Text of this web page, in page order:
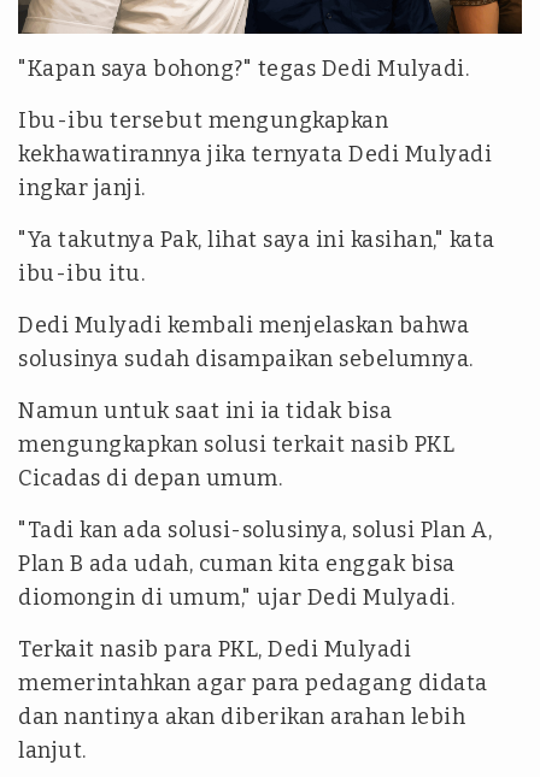
"Kapan saya bohong?" tegas Dedi Mulyadi.
Ibu-ibu tersebut mengungkapkan
kekhawatirannya jika ternyata Dedi Mulyadi
ingkar janji.
"Ya takutnya Pak, lihat saya ini kasihan," kata
ibu-ibu itu.
Dedi Mulyadi kembali menjelaskan bahwa
solusinya sudah disampaikan sebelumnya.
Namun untuk saat ini ia tidak bisa
mengungkapkan solusi terkait nasib PKL
Cicadas di depan umum.
"Tadi kan ada solusi-solusinya, solusi Plan A,
Plan B ada udah, cuman kita enggak bisa
diomongin di umum," ujar Dedi Mulyadi.
Terkait nasib para PKL, Dedi Mulyadi
memerintahkan agar para pedagang didata
dan nantinya akan diberikan arahan lebih
lanjut.